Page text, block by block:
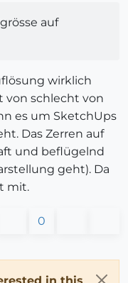
auf
wirklich
von schlecht von
es um SketchUps
Das Zerren auf
und beflügelnd
geht). Da
mit.
0